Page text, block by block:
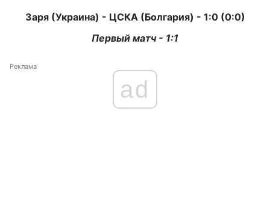
Заря (Украина) - ЦСКА (Болгария) - 1:0 (0:0)
Первый матч - 1:1
Реклама
ad